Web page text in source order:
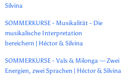
Silvina
SOMMERKURSE - Musikalität - Die
musikalische Interpretation
bereichern | Héctor & Silvina
SOMMERKURSE - Vals & Milonga — Zwei
Energien, zwei Sprachen | Héctor & Silvina